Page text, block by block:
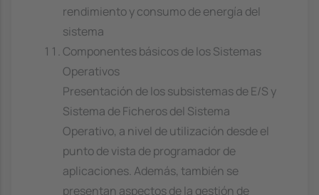
rendimiento y consumo de energía del
sistema
Componentes básicos de los Sistemas
Operativos
Presentación de los subsistemas de E/S y
Sistema de Ficheros del Sistema
Operativo, a nivel de utilización desde el
punto de vista de programador de
aplicaciones. Además, también se
presentan aspectos de la gestión de